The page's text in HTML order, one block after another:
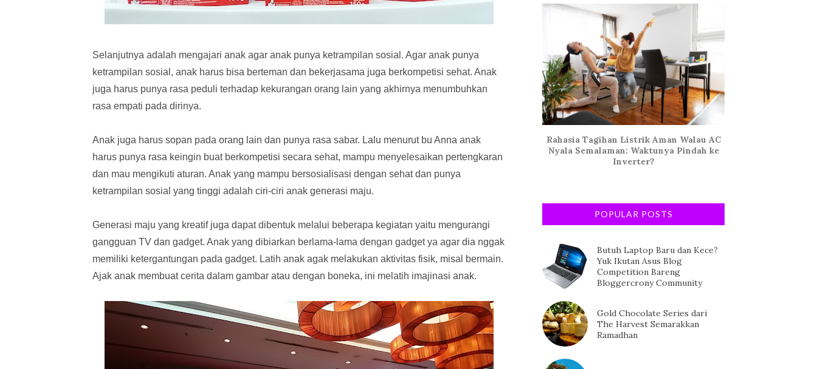
Selanjutnya adalah mengajari anak agar anak punya ketrampilan sosial. Agar anak punya
ketrampilan sosial, anak harus bisa berteman dan bekerjasama juga berkompetisi sehat. Anak
juga harus punya rasa peduli terhadap kekurangan orang lain yang akhirnya menumbuhkan
rasa empati pada dirinya.
Anak juga harus sopan pada orang lain dan punya rasa sabar. Lalu menurut bu Anna anak
harus punya rasa keingin buat berkompetisi secara sehat, mampu menyelesaikan pertengkaran
dan mau mengikuti aturan. Anak yang mampu bersosialisasi dengan sehat dan punya
ketrampilan sosial yang tinggi adalah ciri-ciri anak generasi maju.
Generasi maju yang kreatif juga dapat dibentuk melalui beberapa kegiatan yaitu mengurangi
gangguan TV dan gadget. Anak yang dibiarkan berlama-lama dengan gadget ya agar dia nggak
memiliki ketergantungan pada gadget. Latih anak agak melakukan aktivitas fisik, misal bermain.
Ajak anak membuat cerita dalam gambar atau dengan boneka, ini melatih imajinasi anak.
Rahasia Tagihan Listrik Aman Walau AC
Nyala Semalaman: Waktunya Pindah ke
Inverter?
POPULAR POSTS
Butuh Laptop Baru dan Kece?
Yuk Ikutan Asus Blog
Competition Bareng
Bloggercrony Community
Gold Chocolate Series dari
The Harvest Semarakkan
Ramadhan